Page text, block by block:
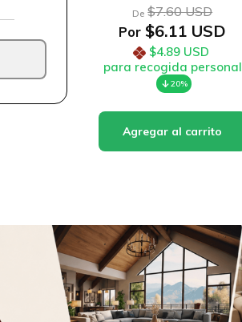
De $7.60 USD
Por $6.11 USD
$4.89 USD
para recogida personal
20%